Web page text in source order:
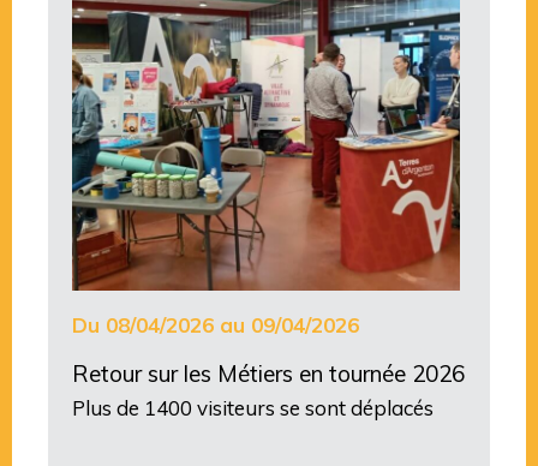
Du 08/04/2026 au 09/04/2026
Retour sur les Métiers en tournée 2026
Plus de 1400 visiteurs se sont déplacés